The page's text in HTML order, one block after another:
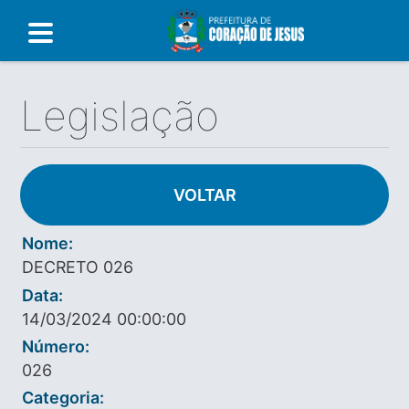
Legislação
VOLTAR
Nome:
DECRETO 026
Data:
14/03/2024 00:00:00
Número:
026
Categoria: